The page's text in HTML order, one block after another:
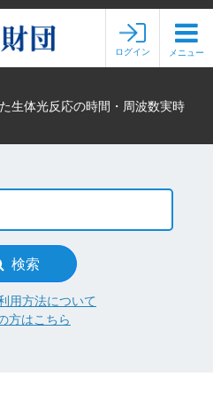
ログイン メニュー
生体光反応の時間・周波数実時
検索
用方法について
方はこちら